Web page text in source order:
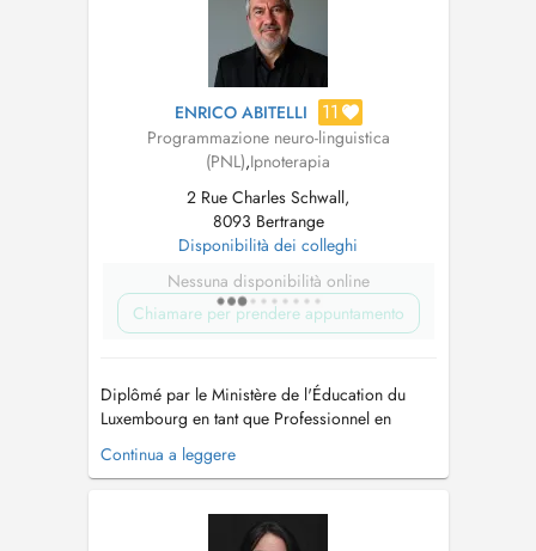
ENRICO ABITELLI 11
Programmazione neuro-linguistica
(PNL),Ipnoterapia
2 Rue Charles Schwall,
8093 Bertrange
Disponibilità dei colleghi
Nessuna disponibilità online
Chiamare per prendere appuntamento
Diplômé par le Ministère de l'Éducation du
Luxembourg en tant que Professionnel en
développement personnel, j'accompagne
depuis plus de 10 ans des personnes en
out, en quête de sens, de mieux-être ou de
transformation. Je suis: * Hypnothérapeute
Continua a leggere